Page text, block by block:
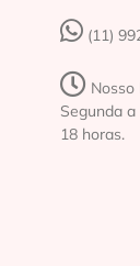
(11)
Segunda
18 horas.